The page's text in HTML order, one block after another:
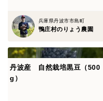
お餅1個 24ｇ以上 1袋
有名なサトウの丸餅さん
す。
兵庫県丹波市市島町
鴨庄村のりょう農園
丹波産 自然栽培黒豆（500
g）